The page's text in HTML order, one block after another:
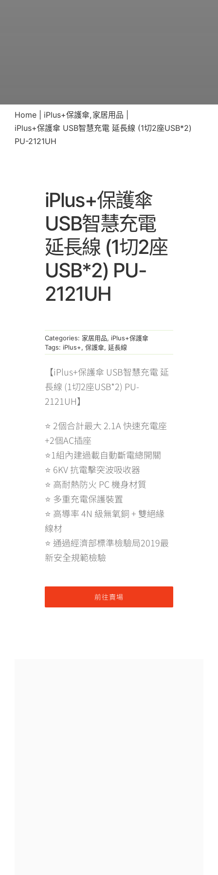
Home iPlus+保護傘 家居用品
iPlus+保護傘 USB智慧充電 延長線 (1切2座USB*2)
PU-2121UH
iPlus+保護傘
USB智慧充電
延長線 (1切2座
USB*2) PU-
2121UH
Categories: 家居用品, iPlus+保護傘
Tags: iPlus+,保護傘,延長線
【iPlus+保護傘 USB智慧充電 延
長線 (1切2座USB*2) PU-
2121UH】
⭐ 2個合計最大 2.1A 快速充電座
+2個AC插座
⭐1組內建過載自動斷電總開關
⭐ 6KV 抗電擊突波吸收器
⭐ 高耐熱防火 PC 機身材質
⭐ 多重充電保護裝置
⭐ 高導率 4N 級無氧銅 + 雙絕緣
線材
⭐ 通過經濟部標準檢驗局2019最
新安全規範檢驗
前往賣場